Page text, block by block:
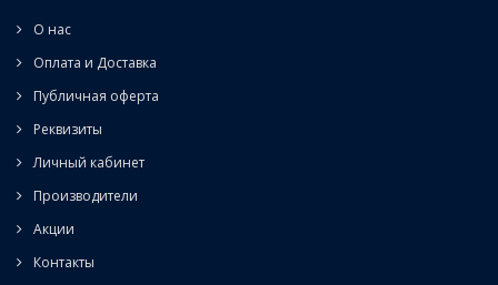
О нас
Оплата и Доставка
Публичная оферта
Реквизиты
Личный кабинет
Производители
Акции
Контакты